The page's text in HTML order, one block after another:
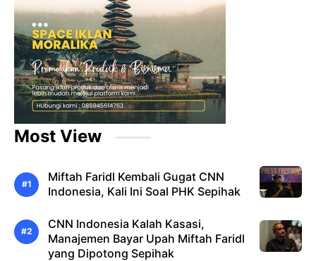
Most View
Miftah Faridl Kembali Gugat CNN
Indonesia, Kali Ini Soal PHK Sepihak
CNN Indonesia Kalah Kasasi,
Manajemen Bayar Upah Miftah Faridl
yang Dipotong Sepihak